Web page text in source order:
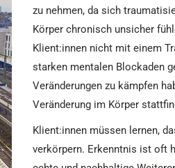
zu nehmen, da sich
Körper chronisch unsicher
Klient:innen nicht mit einem
starken mentalen Blockaden
Veränderungen zu kämpfen
Veränderung im Körper
Klient:innen müssen lernen,
verkörpern. Erkenntnis ist oft